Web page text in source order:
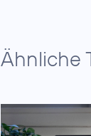
Ähnliche